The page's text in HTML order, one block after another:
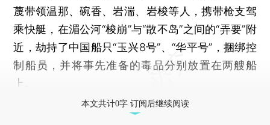
蔑带领温那、碗香、岩湍、岩梭等人，携带枪支驾
乘快艇，在湄公河“梭崩”与“散不岛”之间的“弄要”附
近，劫持了中国船只“玉兴8号”、“华平号”，捆绑控
制船员，并将事先准备的毒品分别放置在两艘船
上。
本文共计0字 订阅后继续阅读